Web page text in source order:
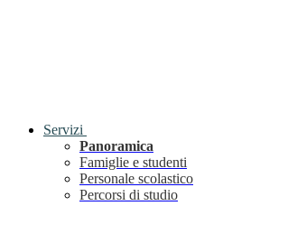
Servizi
Panoramica
Famiglie e studenti
Personale scolastico
Percorsi di studio